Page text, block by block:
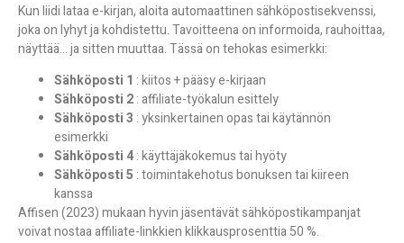
Kun liidi lataa e-kirjan, aloitaautomaattinen sähköpostisekvenssi,
joka on lyhyt ja kohdistettu. Tavoitteena on informoida, rauhoittaa,
näyttää… ja sitten muuttaa. Tässä on tehokas esimerkki:
Sähköposti 1 : kiitos + pääsy e-kirjaan
Sähköposti 2: affiliate-työkalun esittely
Sähköposti 3 : yksinkertainen opas tai käytännön
esimerkki
Sähköposti 4: käyttäjäkokemus tai hyöty
Sähköposti 5 : toimintakehotus bonuksen tai kiireen
kanssa
Affisen (2023) mukaan hyvin jäsentävät sähköpostikampanjat
voivatnostaa affiliate-linkkien klikkausprosenttia 50 %.